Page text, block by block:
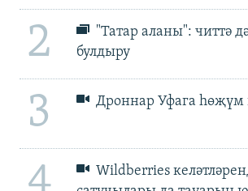
2
"Татар аланы": читтә
булдыру
3 Дроннар Уфага һөҗүм
Wildberries